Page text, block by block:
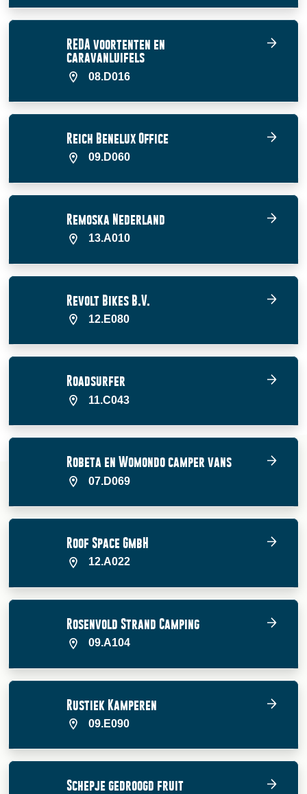
REDA voortenten en
caravanluifels
08.D016
Reich Benelux Office
09.D060
Remoska Nederland
13.A010
Revolt Bikes B.V.
12.E080
Roadsurfer
11.C043
Robeta en Womondo camper vans
07.D069
Roof Space GmbH
12.A022
Rosenvold Strand Camping
09.A104
Rustiek Kamperen
09.E090
Schepje gedroogd fruit